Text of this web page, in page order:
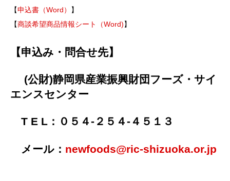
【申込書（Word）
】
【商談希望商品情報シート（Word)】
【申込み・問合せ先】
(公財)静岡県産業振興財団フーズ・サイ
エンスセンター
T E L：０５４-２５４-４５１３
メール： newfoods@ric-shizuoka.or.jp